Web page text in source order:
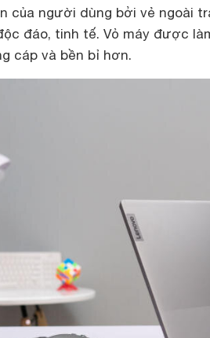
của người dùng bởi vẻ ngoài
đáo, tinh tế. Vỏ máy được
cáp và bền bỉ hơn.